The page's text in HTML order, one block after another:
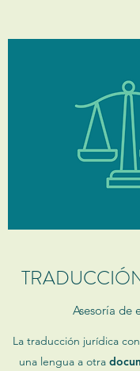
Asesoría de
La traducción jurídica
una lengua a otra